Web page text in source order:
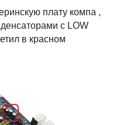
плату компа ,
с LOW
в красном